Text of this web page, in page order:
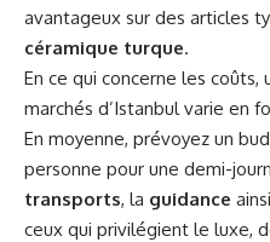
avantageux sur des articles
céramique turque.
En ce qui concerne les
marchés d’Istanbul varie en
En moyenne, prévoyez un
personne pour une demi-
transports, la guidance
ceux qui privilégient le luxe,